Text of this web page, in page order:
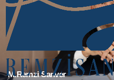
M.Remzi Sanver